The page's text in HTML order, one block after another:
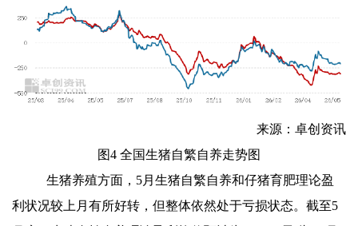
来源：卓创资讯
图4 全国生猪自繁自养走势图
生猪养殖方面，5月生猪自繁自养和仔猪育肥理论盈
利状况较上月有所好转，但整体依然处于亏损状态。截至5